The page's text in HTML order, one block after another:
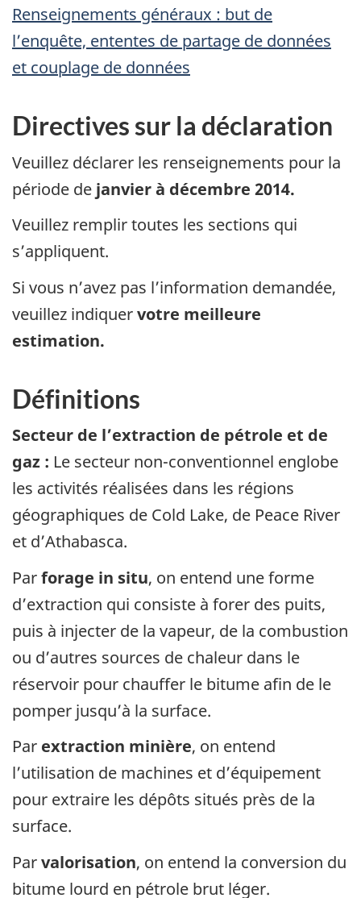
Renseignements généraux : but de
l’enquête, ententes de partage de données
et couplage de données
du
texte
Directives sur la déclaration
Veuillez déclarer les renseignements pour la
période de janvier à décembre 2014.
Veuillez remplir toutes les sections qui
s’appliquent.
Si vous n’avez pas l’information demandée,
veuillez indiquervotre meilleure
estimation.
Définitions
Secteur de l’extraction de pétrole et de
gaz : Le secteur non-conventionnel englobe
les activités réalisées dans les régions
géographiques de Cold Lake, de Peace River
et d’Athabasca.
Parforage in situ, on entend une forme
d’extraction qui consiste à forer des puits,
puis à injecter de la vapeur, de la combustion
ou d’autres sources de chaleur dans le
réservoir pour chauffer le bitume afin de le
pomper jusqu’à la surface.
Par extraction minière, on entend
l’utilisation de machines et d’équipement
pour extraire les dépôts situés près de la
surface.
Parvalorisation, on entend la conversion du
bitume lourd en pétrole brut léger.